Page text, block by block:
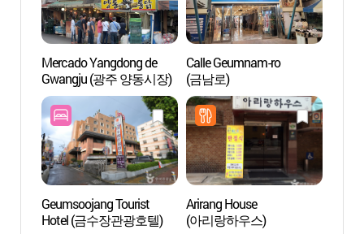
Mercado Yangdong de
Gwangju (광주 양동시장)
Calle Geumnam-ro
(금남로)
Geumsoojang Tourist
Hotel (금수장관광호텔)
Arirang House
(아리랑하우스)